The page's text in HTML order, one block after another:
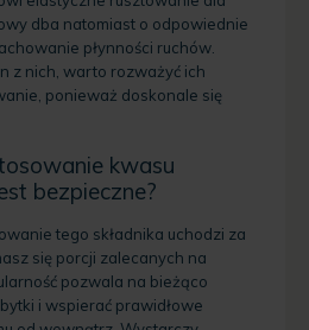
dba natomiast o odpowiednie
płynności ruchów.
z nich, warto rozważyć ich
ponieważ doskonale się
kwasu
bezpieczne?
tego składnika uchodzi za
się porcji zalecanych na
pozwala na bieżąco
i wspierać prawidłowe